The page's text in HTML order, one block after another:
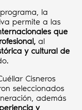
la
permite a las
que
al
y cultural de
Cisneros
seleccionados
además
y